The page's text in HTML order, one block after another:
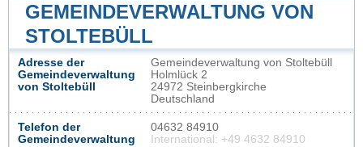
GEMEINDEVERWALTUNG VON
STOLTEBÜLL
Adresse der
Gemeindeverwaltung
von Stoltebüll
Gemeindeverwaltung von Stoltebüll
Holmlück 2
24972 Steinbergkirche
Deutschland
Telefon der
Gemeindeverwaltung
04632 84910
International: +49 4632 84910